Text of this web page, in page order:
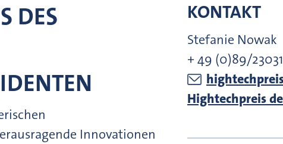
DES
Innovationen
KONTAKT
Stefanie Nowak
+ 49 (0)89/
Hightechpreis